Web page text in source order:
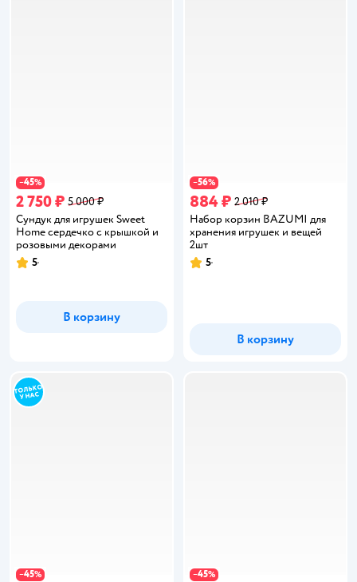
−45%
2 750 ₽ 5 000 ₽
Сундук для игрушек Sweet
Home сердечко с крышкой и
розовыми декорами
Рейтинг:
5
В корзину
−56%
884 ₽ 2 010 ₽
Набор корзин BAZUMI для
хранения игрушек и вещей
2шт
Рейтинг:
5
В корзину
−45% −45%